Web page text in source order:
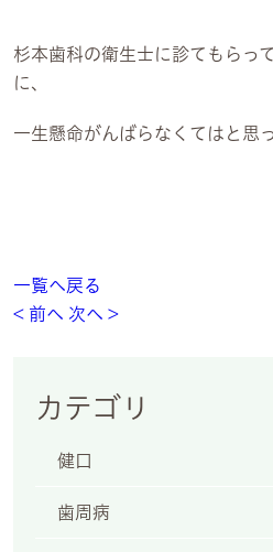
杉本歯科の衛生士に診てもらっ
に、
一生懸命がんばらなくてはと思
一覧へ戻る
< 前へ 次へ >
カテゴリ
健口
歯周病